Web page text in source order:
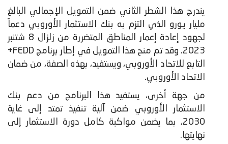
يندرج هذا الشطر الثاني ضمن التمويل الإجمالي البالغ
مليار يورو الذي التزم به بنك الاستثمار الأوروبي دعماً
لجهود إعادة إعمار المناطق المتضررة من زلزال 8 شتنبر
2023. وقد تم منح هذا التمويل في إطار برنامج FEDD+
التابع للاتحاد الأوروبي، ويستفيد، بهذه الصفة، من ضمان
الاتحاد الأوروبي.
من جهة أخرى، يستفيد هذا البرنامج من دعم بنك
الاستثمار الأوروبي ضمن آلية تنفيذ تمتد إلى غاية
2030، بما يضمن مواكبة كامل دورة الاستثمار إلى
نهايتها.